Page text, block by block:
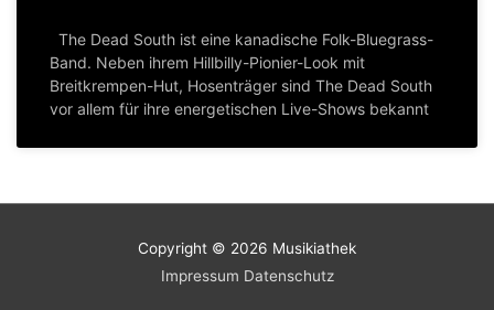
The Dead South ist eine kanadische Folk-Bluegrass-
Band. Neben ihrem Hillbilly-Pionier-Look mit
Breitkrempen-Hut, Hosenträger sind The Dead South
vor allem für ihre energetischen Live-Shows bekannt
Copyright © 2026 Musikiathek
Impressum Datenschutz